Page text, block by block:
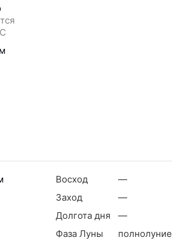
Восход
—
Заход
—
Долгота дня
—
Фаза Луны
полнолуние